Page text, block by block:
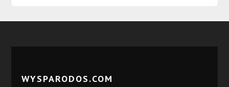
WYSPARODOS.COM